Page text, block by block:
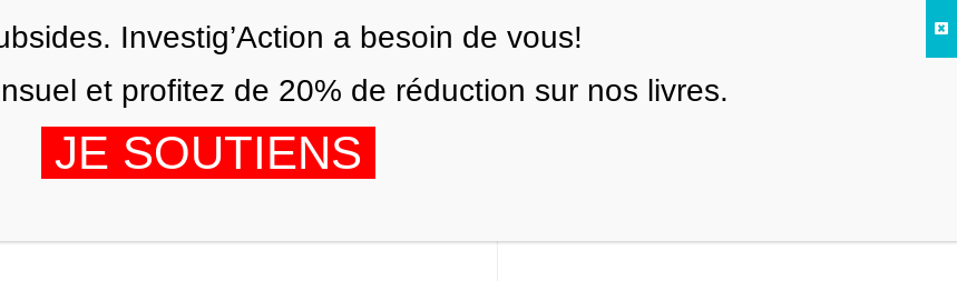
NOUS AGENDA
Investig’Action a besoin de vous!
et profitez de 20% de réduction sur nos livres.
JE SOUTIENS